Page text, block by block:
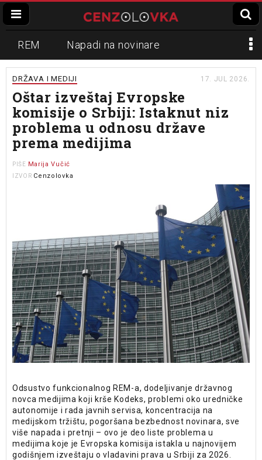
REM Napadi na novinare
Zvučni top
Propaganda Lokalni mediji
Informer Slavko Ćuruvija
DRŽAVA I MEDIJI 17. JUL 2026.
Oštar izveštaj Evropske
komisije o Srbiji: Istaknut niz
problema u odnosu države
prema medijima
PIŠE Marija Vučić
IZVOR Cenzolovka
Odsustvo funkcionalnog REM-a, dodeljivanje državnog
novca medijima koji krše Kodeks, problemi oko uredničke
autonomije i rada javnih servisa, koncentracija na
medijskom tržištu, pogoršana bezbednost novinara, sve
više napada i pretnji – ovo je deo liste problema u
medijima koje je Evropska komisija istakla u najnovijem
godišnjem izveštaju o vladavini prava u Srbiji za 2026.